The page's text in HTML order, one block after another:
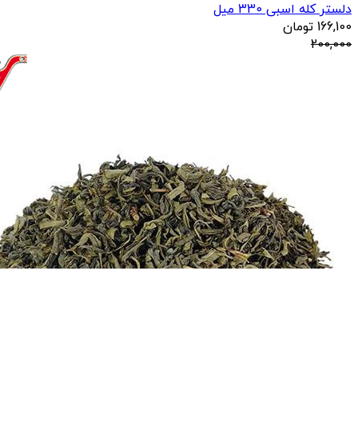
دلستر کله اسبی 330 میل
166,100 تومان
200,000